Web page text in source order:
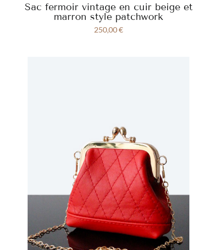
Sac fermoir vintage en cuir beige et
marron style patchwork
250,00€